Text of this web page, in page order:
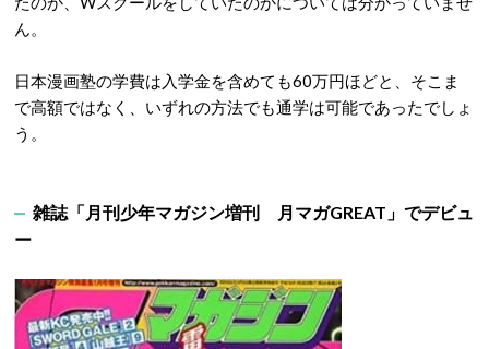
ん。
日本漫画塾の学費は入学金を含めても60万円ほどと、そこま
で高額ではなく、いずれの方法でも通学は可能であったでしょ
う。
雑誌「月刊少年マガジン増刊 月マガGREAT」でデビュ
ー